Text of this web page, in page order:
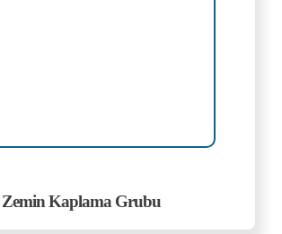
Zemin Kaplama Grubu